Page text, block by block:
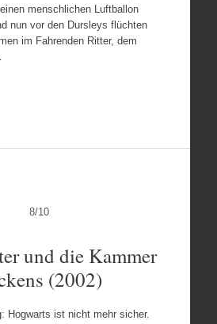
menschlichen Luftballon
nun vor den Dursleys flüchten
im Fahrenden Ritter, dem
8/10
und die Kammer
(2002)
Hogwarts ist nicht mehr sicher.